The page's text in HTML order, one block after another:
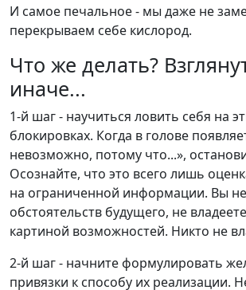
И самое печальное - мы даже не
перекрываем себе кислород.
Что же делать?
иначе...
1-й шаг - научиться ловить себя на
блокировках. Когда в голове
невозможно, потому что...»,
Осознайте, что это всего лишь
на ограниченной информации. Вы не
обстоятельств будущего, не
картиной возможностей. Никто не
2-й шаг - начните формулировать
привязки к способу их реализации.